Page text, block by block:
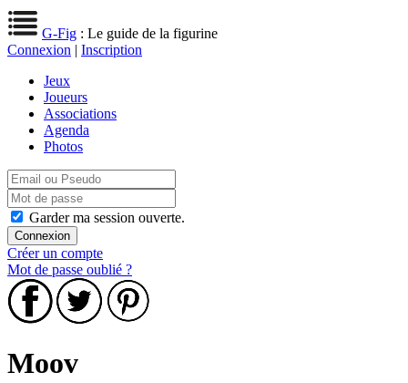
G-Fig : Le guide de la figurine
Connexion | Inscription
Jeux
Joueurs
Associations
Agenda
Photos
Garder ma session ouverte.
Créer un compte
Mot de passe oublié ?
Moov